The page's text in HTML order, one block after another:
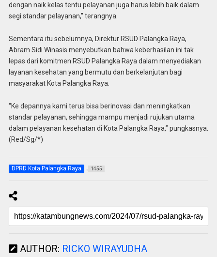
dengan naik kelas tentu pelayanan juga harus lebih baik dalam
segi standar pelayanan,” terangnya.
Sementara itu sebelumnya, Direktur RSUD Palangka Raya,
Abram Sidi Winasis menyebutkan bahwa keberhasilan ini tak
lepas dari komitmen RSUD Palangka Raya dalam menyediakan
layanan kesehatan yang bermutu dan berkelanjutan bagi
masyarakat Kota Palangka Raya.
“Ke depannya kami terus bisa berinovasi dan meningkatkan
standar pelayanan, sehingga mampu menjadi rujukan utama
dalam pelayanan kesehatan di Kota Palangka Raya,” pungkasnya.
(Red/Sg/*)
DPRD Kota Palangka Raya 1455
AUTHOR: RICKO WIRAYUDHA